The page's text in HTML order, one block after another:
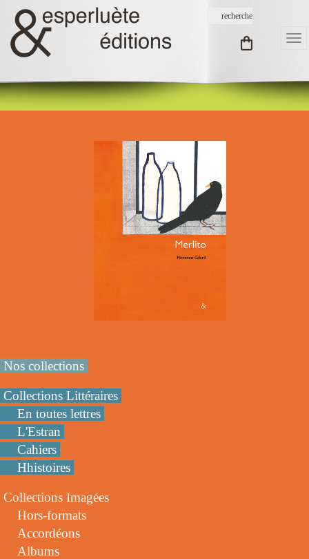
Nos collections
Collections Littéraires
En toutes lettres
L'Estran
Cahiers
Hhistoires
Collections Imagées
Hors-formats
Accordéons
Albums